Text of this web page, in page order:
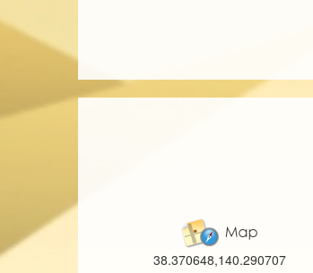
38.370648,140.290707